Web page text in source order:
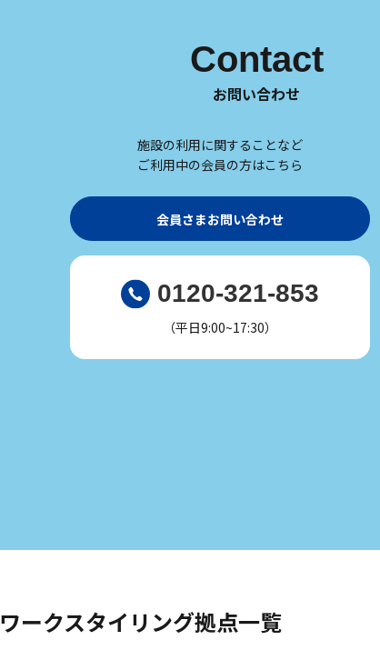
Contact
お問い合わせ
施設の利用に関することなど
ご利用中の会員の方はこちら
会員さまお問い合わせ
0120-321-853
（平日9:00~17:30）
ワークスタイリング拠点一覧